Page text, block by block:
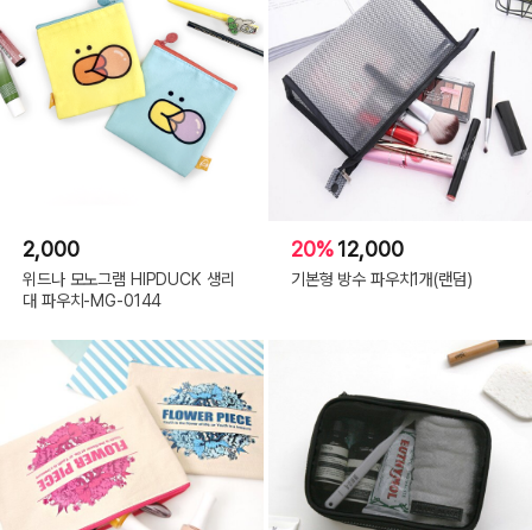
2,000
위드나 모노그램 HIPDUCK 생리
대 파우치-MG-0144
20%12,000
기본형 방수 파우치1개(랜덤)